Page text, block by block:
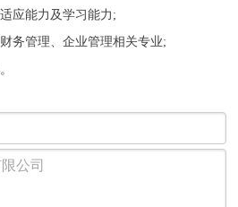
应能力及学习能力;
务管理、企业管理相关专业;